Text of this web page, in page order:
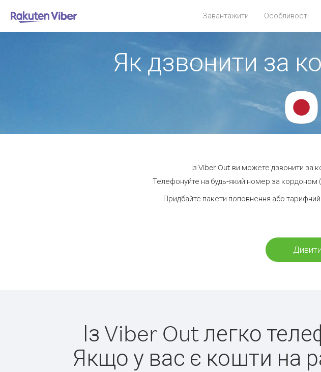
Завантажити Особливості
Як дзвонити за
Із Viber Out ви можете дзвонити за
Телефонуйте на будь-який номер за кордоном
Придбайте пакети поповнення або
Із Viber Out легко
Якщо у вас є кошти на